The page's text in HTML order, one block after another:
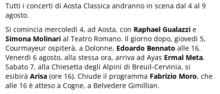
Tutti i concerti di Aosta Classica andranno in scena dal 4 al 9
agosto.
Si comincia mercoledì 4, ad Aosta, con Raphael Gualazzi e
Simona Molinari al Teatro Romano. Il giorno dopo, giovedì 5,
Courmayeur ospiterà, a Dolonne, Edoardo Bennato alle 16.
Venerdì 6 agosto, alla stessa ora, arriva ad Ayas Ermal Meta.
Sabato 7, alla Chiesetta degli Alpini di Breuil-Cervinia, si
esibiràArisa (ore 16). Chiude il programma Fabrizio Moro, che
alle 16 è atteso a Cogne, a Belvedere Gimillian.